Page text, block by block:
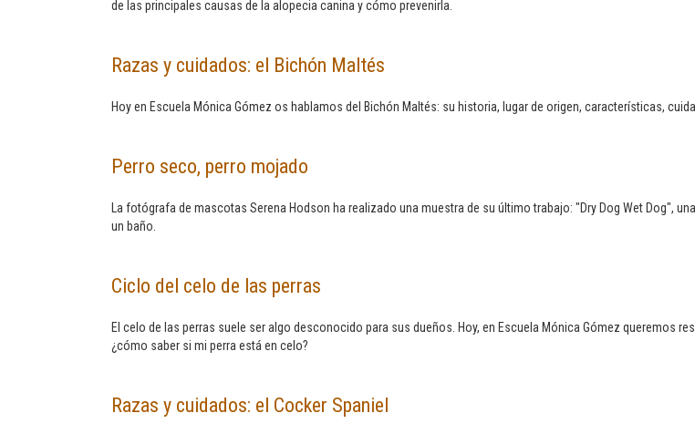
de las principales causas de la alopecia canina y cómo prevenirla.
Razas y cuidados: el Bichón Maltés
Hoy en Escuela Mónica Gómez os hablamos del Bichón Maltés: su historia, lugar de origen, características,
Perro seco, perro mojado
La fotógrafa de mascotas Serena Hodson ha realizado una muestra de su último trabajo: "Dry Dog Wet Dog",
un baño.
Ciclo del celo de las perras
El celo de las perras suele ser algo desconocido para sus dueños. Hoy, en Escuela Mónica Gómez queremos
¿cómo saber si mi perra está en celo?
Razas y cuidados: el Cocker Spaniel